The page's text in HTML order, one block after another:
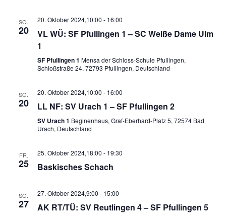
SO.
20
20. Oktober 2024,10:00 - 16:00
VL WÜ: SF Pfullingen 1 – SC Weiße Dame Ulm
1
SF Pfullingen 1 Mensa der Schloss-Schule Pfullingen,
Schloßstraße 24, 72793 Pfullingen, Deutschland
SO.
20
20. Oktober 2024,10:00 - 16:00
LL NF: SV Urach 1 – SF Pfullingen 2
SV Urach 1 Beginenhaus, Graf-Eberhard-Platz 5, 72574 Bad
Urach, Deutschland
FR.
25
25. Oktober 2024,18:00 - 19:30
Baskisches Schach
SO.
27
27. Oktober 2024,9:00 - 15:00
AK RT/TÜ: SV Reutlingen 4 – SF Pfullingen 5